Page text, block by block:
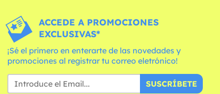
ACCEDE A PROMOCIONES
EXCLUSIVAS*
¡Sé el primero en enterarte de las novedades y
promociones al registrar tu correo eletrónico!
SUSCRÍBETE